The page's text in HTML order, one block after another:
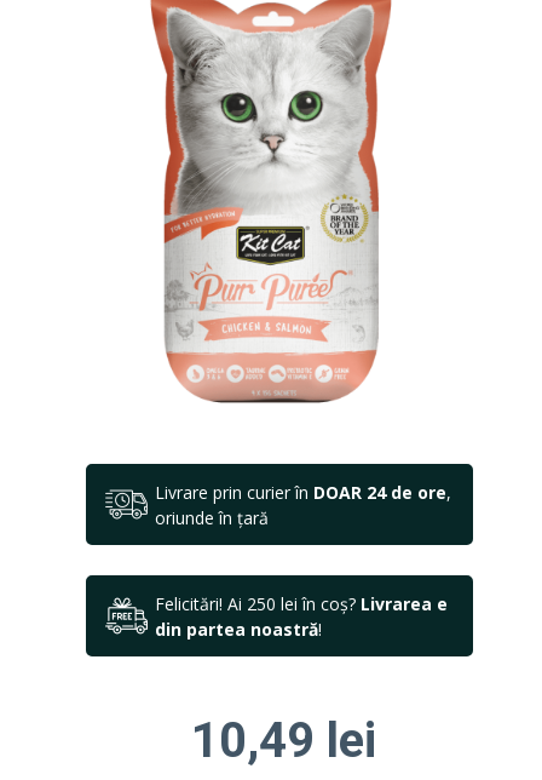
Livrare prin curier în DOAR 24 de ore,
oriunde în țară
Felicitări! Ai 250 lei în coș? Livrarea e
din partea noastră!
10,49 lei